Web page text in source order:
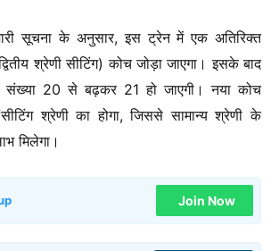
सूचना के अनुसार, इस ट्रेन में एक अतिरिक्त
श्रेणी सीटिंग) कोच जोड़ा जाएगा। इसके बाद
20 से बढ़कर 21 हो जाएगी। नया कोच
श्रेणी का होगा, जिससे सामान्य श्रेणी के
मिलेगा।
Join Now